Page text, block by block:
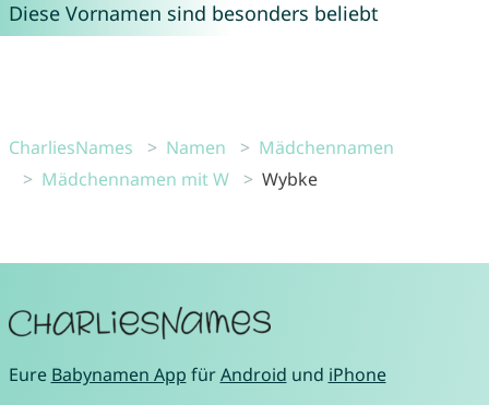
Diese Vornamen sind besonders beliebt
CharliesNames Namen
Mädchennamen
Mädchennamen mit W
Wybke
Eure Babynamen App fürAndroid und iPhone